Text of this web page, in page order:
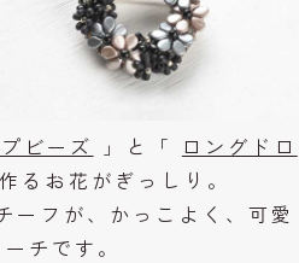
ビーズ 」と「
ロングドロ
るお花がぎっしり。
ーフが、かっこよく、可愛
チです。